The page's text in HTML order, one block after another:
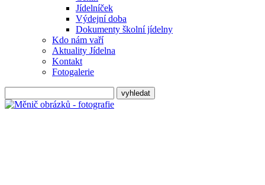
Jídelníček
Výdejní doba
Dokumenty školní jídelny
Kdo nám vaří
Aktuality Jídelna
Kontakt
Fotogalerie